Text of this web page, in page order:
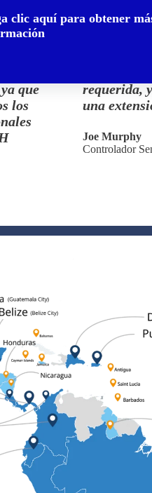
clic aquí para obtener
BLH
mi
que
los
“Sus
más
vitales
siempre
requerida,
una
Joe Murphy
Controlador